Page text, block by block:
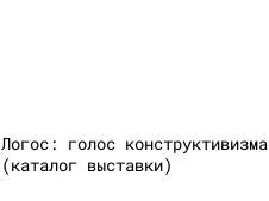
Логос: голос конструктивизма
(каталог выставки)